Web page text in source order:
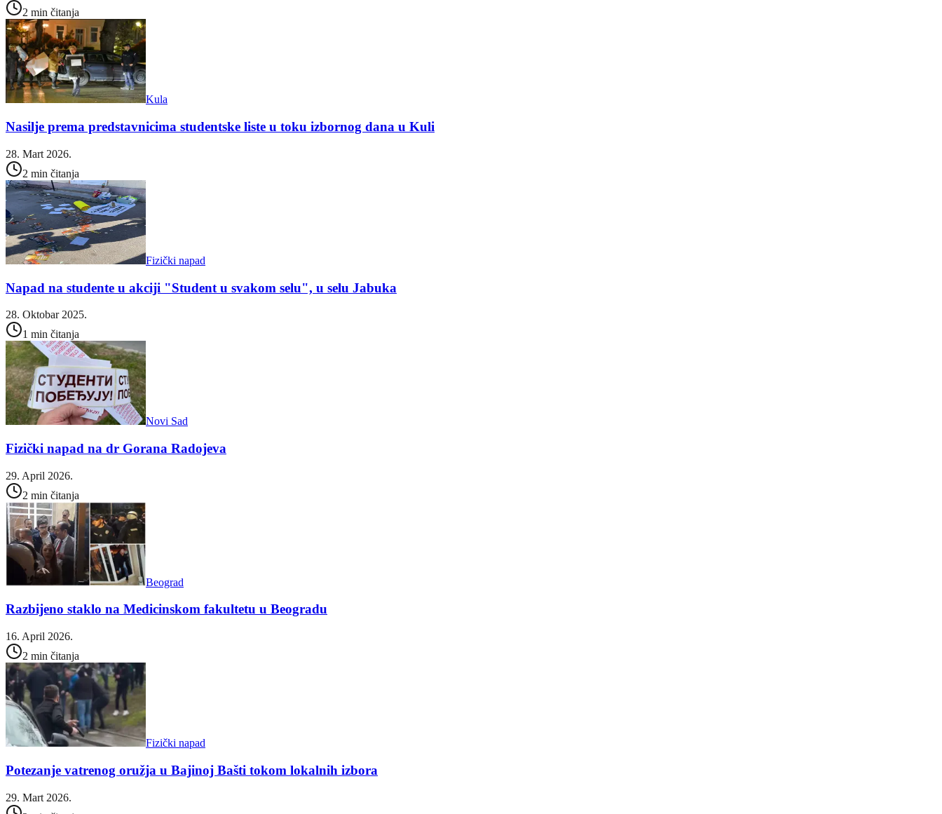
2 min čitanja
Kula
Nasilje prema predstavnicima studentske liste u toku izbornog dana u Kuli
28. Mart 2026.
2 min čitanja
Fizički napad
Napad na studente u akciji "Student u svakom selu", u selu Jabuka
28. Oktobar 2025.
1 min čitanja
Novi Sad
Fizički napad na dr Gorana Radojeva
29. April 2026.
2 min čitanja
Beograd
Razbijeno staklo na Medicinskom fakultetu u Beogradu
16. April 2026.
2 min čitanja
Fizički napad
Potezanje vatrenog oružja u Bajinoj Bašti tokom lokalnih izbora
29. Mart 2026.